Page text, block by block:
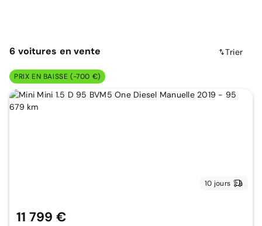
6 voitures en vente Trier
PRIX EN BAISSE (-700 €)
10 jours
11 799 €